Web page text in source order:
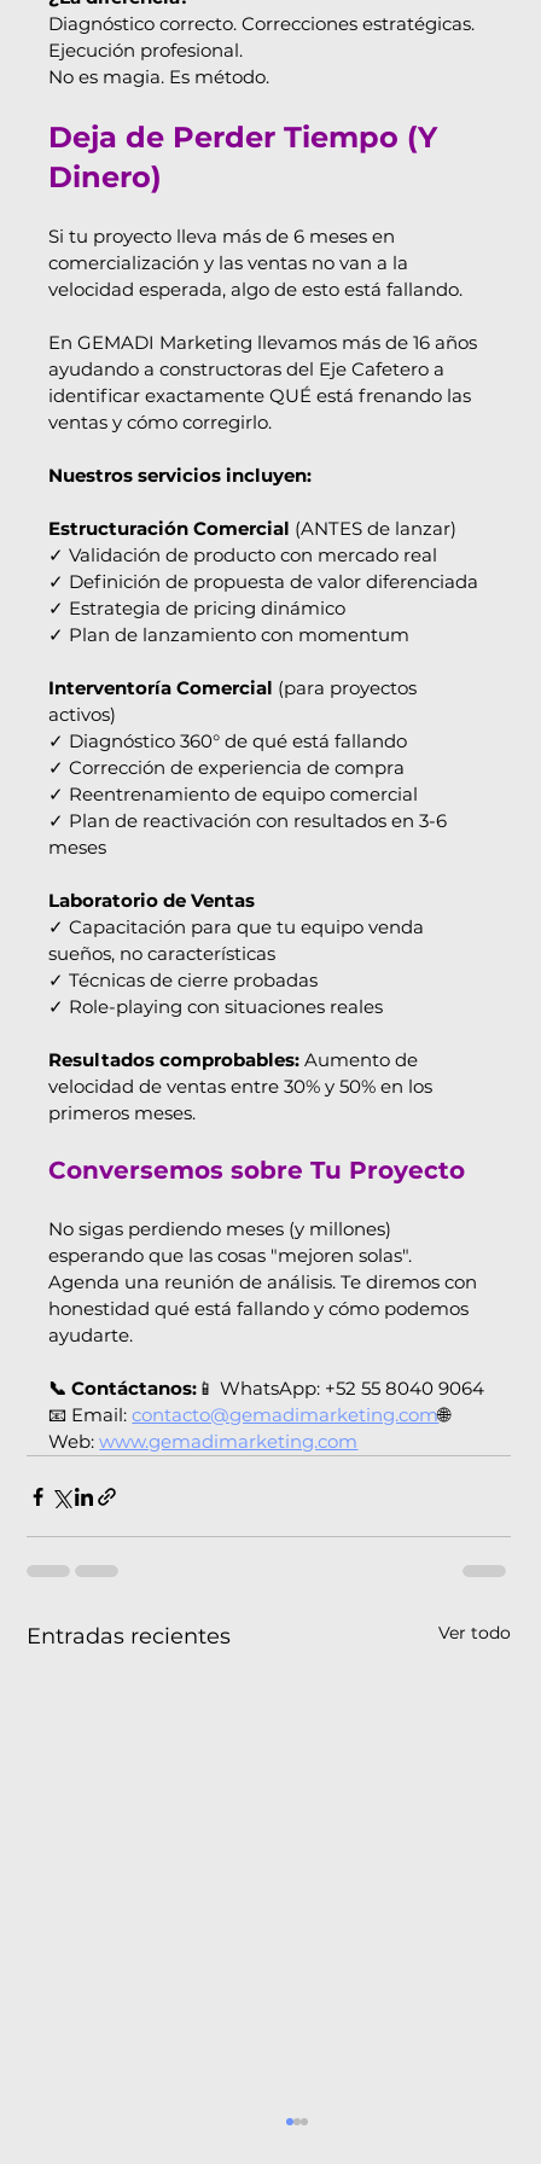
Diagnóstico correcto. Correcciones estratégicas.
Ejecución profesional.
No es magia. Es método.
Deja de Perder Tiempo (Y
Dinero)
Si tu proyecto lleva más de 6 meses en
comercialización y las ventas no van a la
velocidad esperada, algo de esto está fallando.
En GEMADI Marketing llevamos más de 16 años
ayudando a constructoras del Eje Cafetero a
identificar exactamente QUÉ está frenando las
ventas y cómo corregirlo.
Nuestros servicios incluyen:
Estructuración Comercial (ANTES de lanzar)
✓ Validación de producto con mercado real
✓ Definición de propuesta de valor diferenciada
✓ Estrategia de pricing dinámico
✓ Plan de lanzamiento con momentum
Interventoría Comercial (para proyectos
activos)
✓ Diagnóstico 360° de qué está fallando
✓ Corrección de experiencia de compra
✓ Reentrenamiento de equipo comercial
✓ Plan de reactivación con resultados en 3-6
meses
Laboratorio de Ventas
✓ Capacitación para que tu equipo venda
sueños, no características
✓ Técnicas de cierre probadas
✓ Role-playing con situaciones reales
Resultados comprobables: Aumento de
velocidad de ventas entre 30% y 50% en los
primeros meses.
Conversemos sobre Tu Proyecto
No sigas perdiendo meses (y millones)
esperando que las cosas "mejoren solas".
Agenda una reunión de análisis. Te diremos con
honestidad qué está fallando y cómo podemos
ayudarte.
📞 Contáctanos: 📱 WhatsApp: +52 55 8040 9064
📧 Email: contacto@gemadimarketing.com🌐
Web: www.gemadimarketing.com
Entradas recientes Ver todo